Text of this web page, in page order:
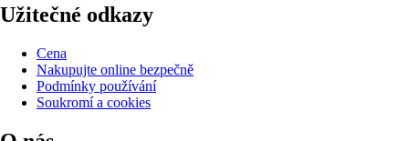
Užitečné odkazy
Cena
Nakupujte online bezpečně
Podmínky používání
Soukromí a cookies